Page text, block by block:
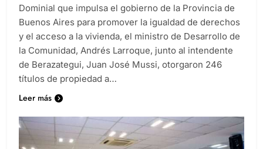
Dominial que impulsa el gobierno de la Provincia de
Buenos Aires para promover la igualdad de derechos
y el acceso a la vivienda, el ministro de Desarrollo de
la Comunidad, Andrés Larroque, junto al intendente
de Berazategui, Juan José Mussi, otorgaron 246
títulos de propiedad a…
Leer más